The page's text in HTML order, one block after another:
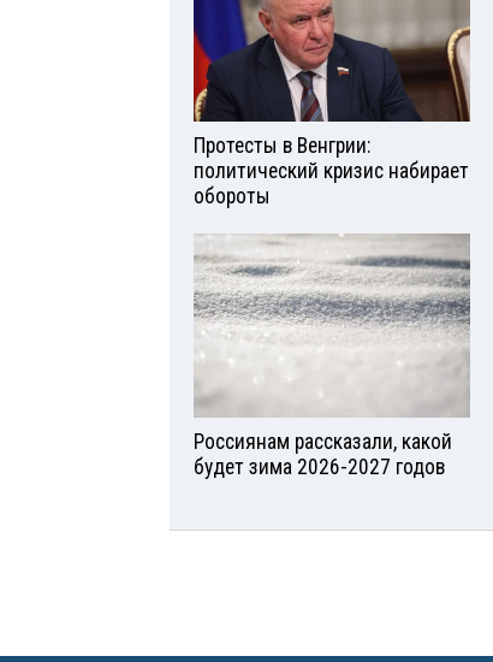
Протесты в Венгрии:
политический кризис набирает
обороты
Россиянам рассказали, какой
будет зима 2026-2027 годов